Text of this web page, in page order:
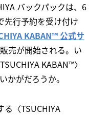
バックパックは、6
先行予約を受け付け
KABAN™ 公式サ
売が開始される。い
KABAN™〉
かがだろうか。
る〈TSUCHIYA